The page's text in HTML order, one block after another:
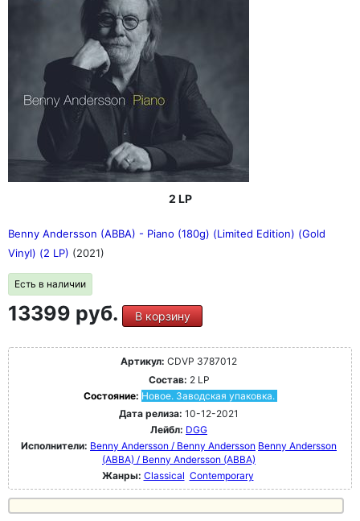
2 LP
Benny Andersson (ABBA) - Piano (180g) (Limited Edition) (Gold
Vinyl) (2 LP) (2021)
Есть в наличии
13399 руб. В корзину
Артикул: CDVP 3787012
Состав: 2 LP
Состояние: Новое. Заводская упаковка.
Дата релиза: 10-12-2021
Лейбл: DGG
Исполнители: Benny Andersson / Benny Andersson Benny Andersson
(ABBA) / Benny Andersson (ABBA)
Жанры: Classical Contemporary